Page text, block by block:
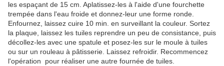
les espaçant de 15 cm. Aplatissez-les à l'aide d'une fourchette
trempée dans l'eau froide et donnez-leur une forme ronde.
Enfournez, laissez cuire 10 min. en surveillant la couleur. Sortez
la plaque, laissez les tuiles reprendre un peu de consistance, puis
décollez-les avec une spatule et posez-les sur le moule à tuiles
ou sur un rouleau à pâtisserie. Laissez refroidir. Recommencez
l'opération pour réaliser une autre fournée de tuiles.